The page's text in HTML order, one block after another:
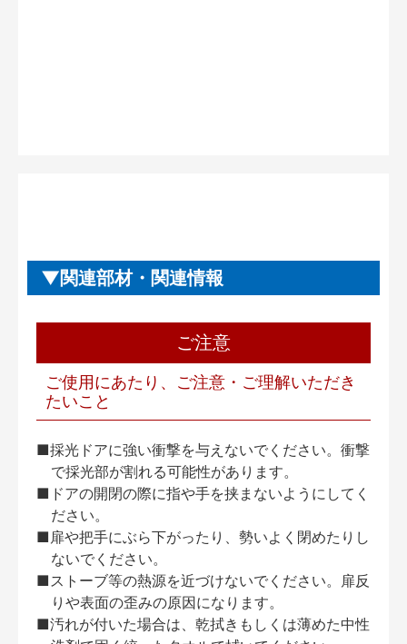
関連部材・関連情報
ご注意
ご使用にあたり、ご注意・ご理解いただき
たいこと
■採光ドアに強い衝撃を与えないでください。衝撃
で採光部が割れる可能性があります。
■ドアの開閉の際に指や手を挟まないようにしてく
ださい。
■扉や把手にぶら下がったり、勢いよく閉めたりし
ないでください。
■ストーブ等の熱源を近づけないでください。扉反
りや表面の歪みの原因になります。
■汚れが付いた場合は、乾拭きもしくは薄めた中性